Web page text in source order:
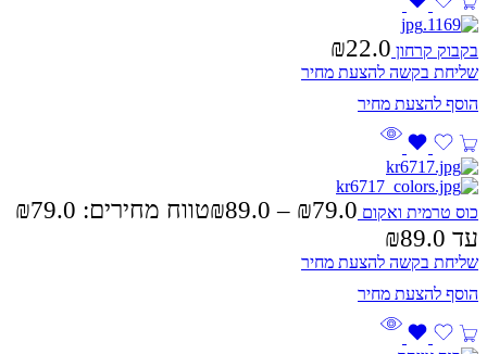
בקבוק קרחון ₪22.0
שליחת בקשה להצעת מחיר
כוס טרמית ואקום ₪79.0
–
₪89.0
עד ⁦₪89.0⁩
שליחת בקשה להצעת מחיר